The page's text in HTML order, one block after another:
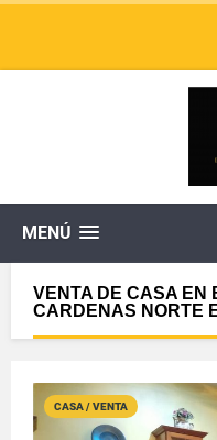
MENÚ
VENTA DE CASA EN
CARDENAS NORTE
CASA / VENTA